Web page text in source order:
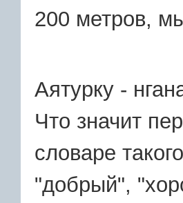
200 метров,
Аятурку -
Что значит
словаре
"добрый",